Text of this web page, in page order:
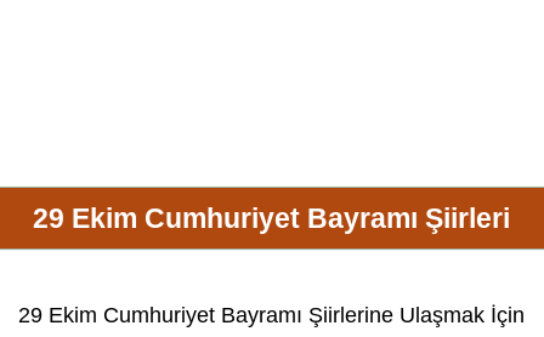
29 Ekim Cumhuriyet Bayramı Şiirleri
29 Ekim Cumhuriyet Bayramı Şiirlerine Ulaşmak İçin